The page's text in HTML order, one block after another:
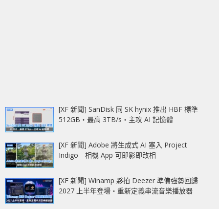
[XF 新聞] SanDisk 同 SK hynix 推出 HBF 標準
512GB‧最高 3TB/s‧主攻 AI 記憶體
[XF 新聞] Adobe 將生成式 AI 塞入 Project
Indigo 相機 App 可即影即改相
[XF 新聞] Winamp 夥拍 Deezer 準備強勢回歸
2027 上半年登場‧重新定義串流音樂播放器